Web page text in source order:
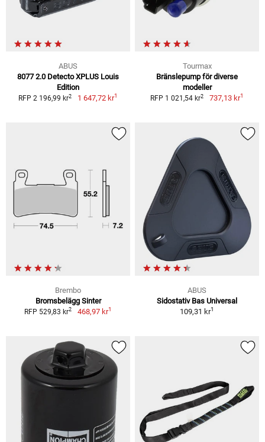
ABUS
8077 2.0 Detecto XPLUS Louis
Edition
RFP 2 196,99 kr2 1 647,72 kr1
Tourmax
Bränslepump för diverse
modeller
RFP 1 021,54 kr2 737,13 kr1
Brembo
Bromsbelägg Sinter
RFP 529,83 kr2 468,97 kr1
ABUS
Sidostativ Bas Universal
109,31 kr1